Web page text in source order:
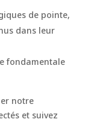
de pointe,
dans leur
fondamentale
notre
et suivez